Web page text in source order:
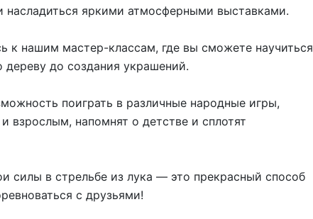
насладиться яркими атмосферными выставками.
к нашим мастер-классам, где вы сможете научиться
до создания украшений.
поиграть в различные народные игры,
взрослым, напомнят о детстве и сплотят
силы в стрельбе из лука — это прекрасный способ
с друзьями!